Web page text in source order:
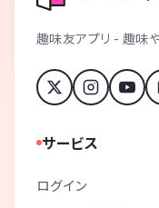
趣味友アプリ - 趣味
サービス
ログイン